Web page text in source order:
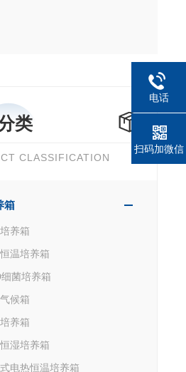
类
CLASSIFICATION
箱
养箱
温培养箱
菌培养箱
候箱
养箱
湿培养箱
电热恒温培养箱
电话
扫码加微信